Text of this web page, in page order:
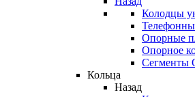
Колодцы
Опорные
Опорное
Кольца
Назад